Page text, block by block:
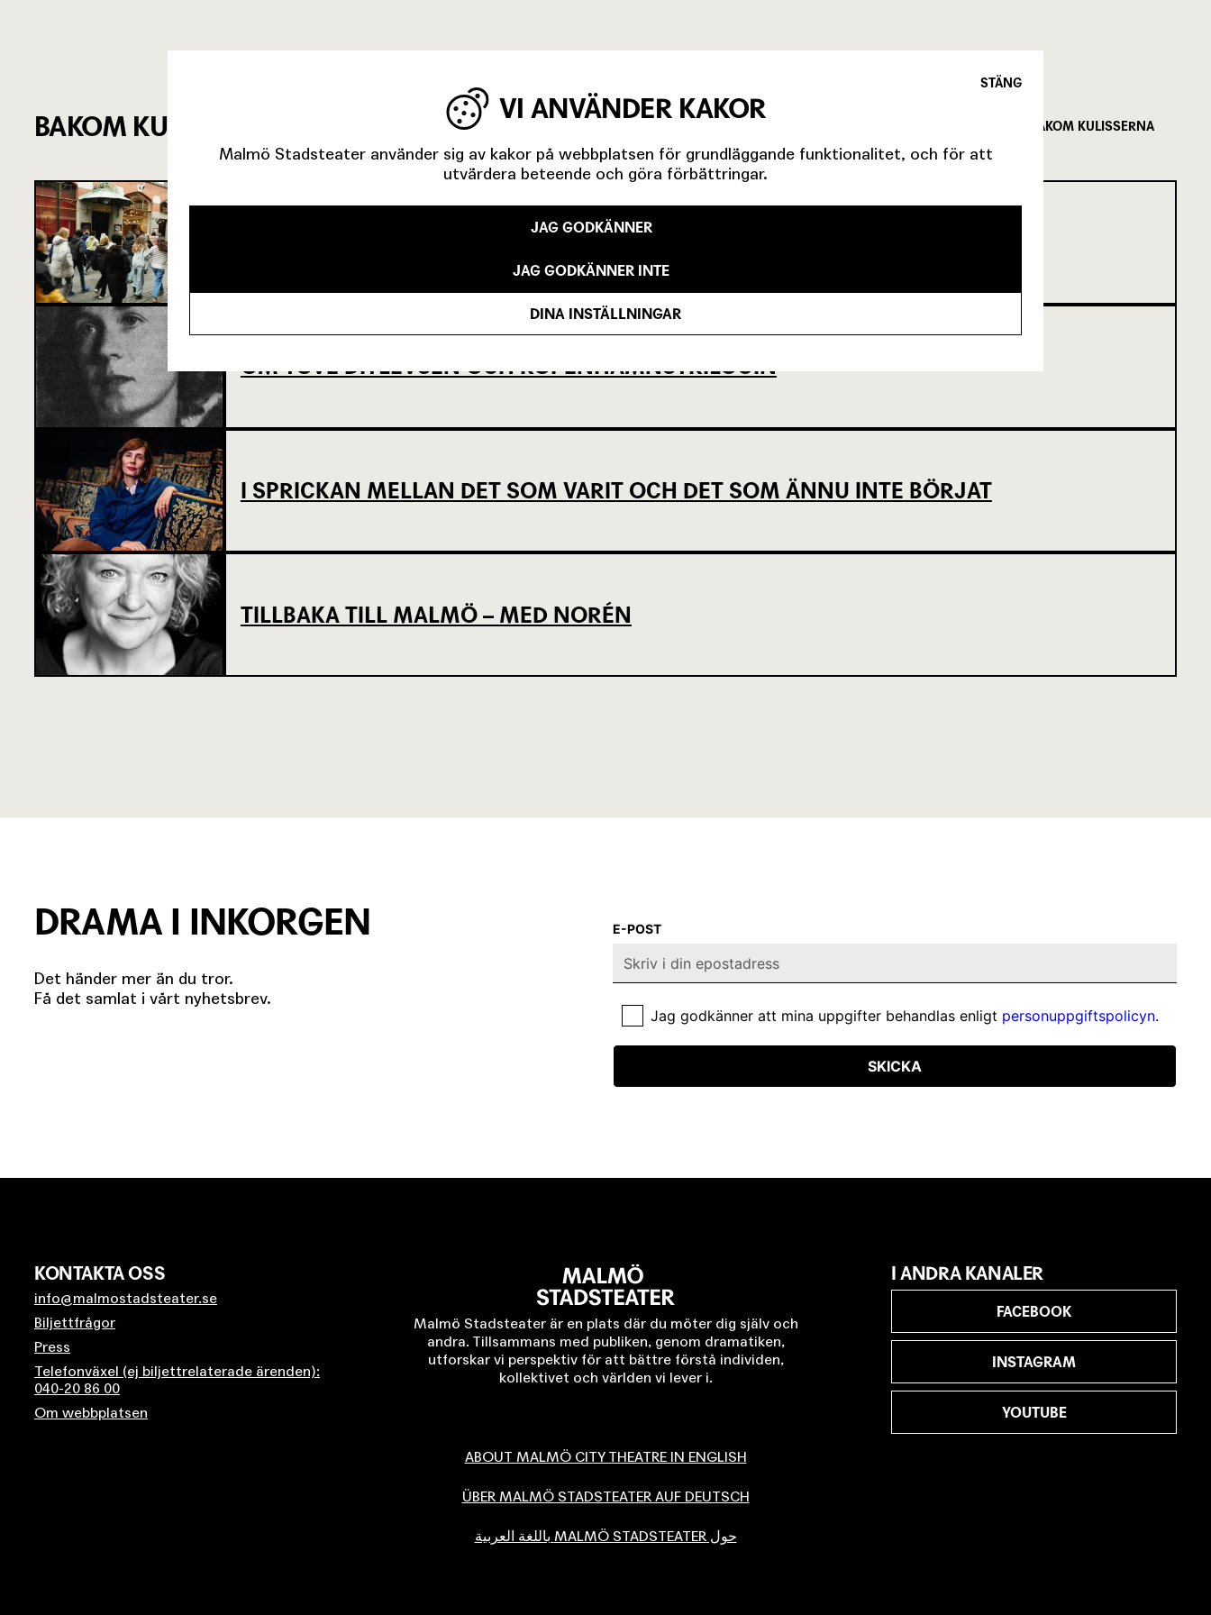
BAKOM KULISSERNA FÖLJ MED BAKOM KULISSERNA
OM TOVE DITLEVSEN OCH KÖPENHAMNSTRILOGIN
I SPRICKAN MELLAN DET SOM VARIT OCH DET SOM ÄNNU INTE BÖRJAT
TILLBAKA TILL MALMÖ – MED NORÉN
DRAMA I INKORGEN
Det händer mer än du tror.
Få det samlat i vårt nyhetsbrev.
E-POST
Jag godkänner att mina uppgifter behandlas enligt personuppgiftspolicyn.
SKICKA
KONTAKTA OSS
info@malmostadsteater.se
Biljettfrågor
Press
Telefonväxel (ej biljettrelaterade ärenden):
040-20 86 00
Om webbplatsen
Malmö Stadsteater är en plats där du möter dig själv och
andra. Tillsammans med publiken, genom dramatiken,
utforskar vi perspektiv för att bättre förstå individen,
kollektivet och världen vi lever i.
ABOUT MALMÖ CITY THEATRE IN ENGLISH
ÜBER MALMÖ STADSTEATER AUF DEUTSCH
حول MALMÖ STADSTEATER باللغة العربية
I ANDRA KANALER
FACEBOOK
INSTAGRAM
YOUTUBE
STÄNG
VI ANVÄNDER KAKOR
Malmö Stadsteater använder sig av kakor på webbplatsen för grundläggande funktionalitet, och för att
utvärdera beteende och göra förbättringar.
JAG GODKÄNNER
JAG GODKÄNNER INTE
DINA INSTÄLLNINGAR